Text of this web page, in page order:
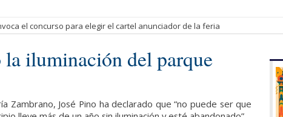
el concurso para elegir el cartel anunciador de la feria
iluminación del parque
Zambrano, José Pino ha declarado que “no puede ser que